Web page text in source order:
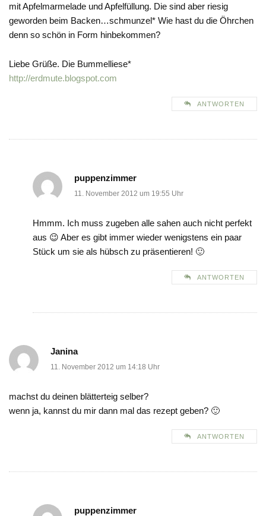
mit Apfelmarmelade und Apfelfüllung. Die sind aber riesig
geworden beim Backen…schmunzel* Wie hast du die Öhrchen
denn so schön in Form hinbekommen?
Liebe Grüße. Die Bummelliese*
http://erdmute.blogspot.com
ANTWORTEN
puppenzimmer
11. November 2012 um 19:55 Uhr
Hmmm. Ich muss zugeben alle sahen auch nicht perfekt
aus 😉 Aber es gibt immer wieder wenigstens ein paar
Stück um sie als hübsch zu präsentieren! 🙂
ANTWORTEN
Janina
11. November 2012 um 14:18 Uhr
machst du deinen blätterteig selber?
wenn ja, kannst du mir dann mal das rezept geben? 🙂
ANTWORTEN
puppenzimmer